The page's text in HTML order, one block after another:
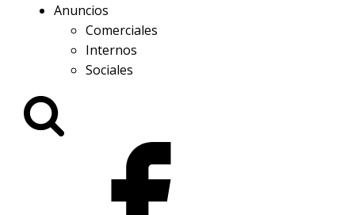
Anuncios
Comerciales
Internos
Sociales
Buscar: